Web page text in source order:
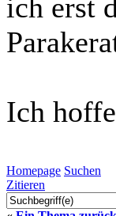
ich erst
Ich
Homepage Suchen
Zitieren